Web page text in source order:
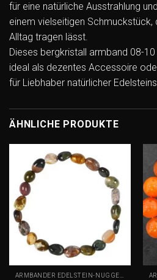
für eine natürliche Ausstrahlung
einem vielseitigen Schmuckstück,
Alltag tragen lässt.
Dieses bergkristall armband 08-
ideal als dezentes Accessoire
für Liebhaber natürlicher
ÄHNLICHE PRODUKTE
Add to
wishlist